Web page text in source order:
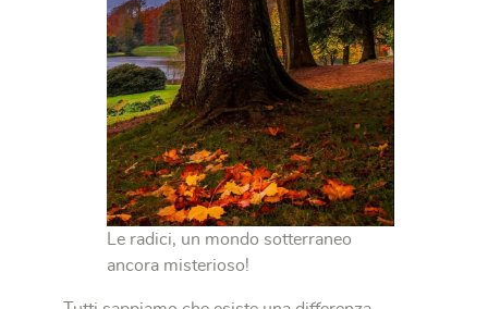
Le radici, un mondo sotterraneo
ancora misterioso!